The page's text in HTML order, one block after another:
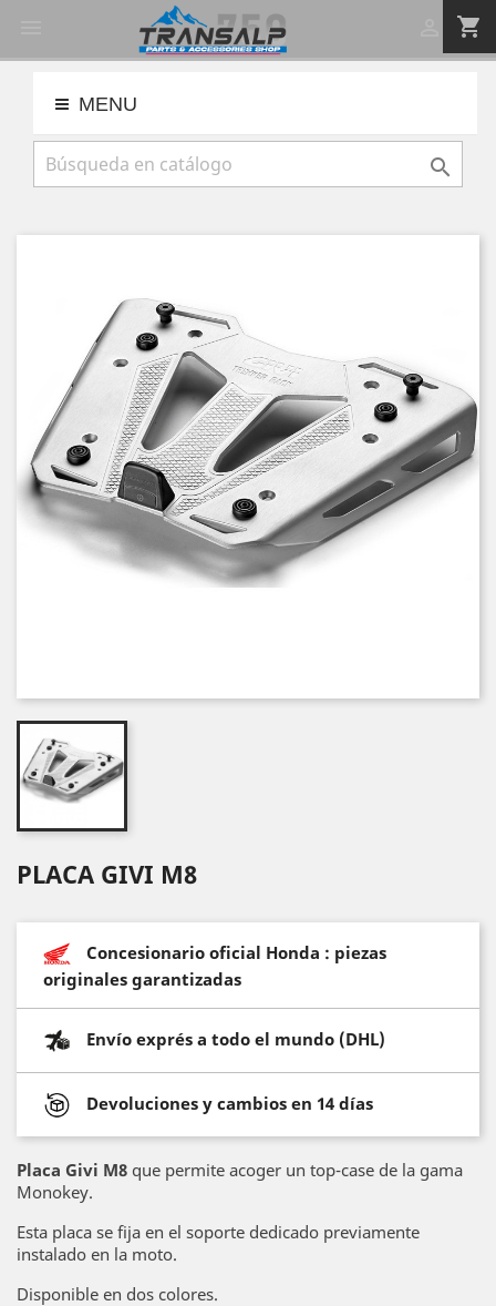
shopping_cart
MENU

PLACA GIVI M8
Concesionario oficial Honda : piezas
originales garantizadas
Envío exprés a todo el mundo (DHL)
Devoluciones y cambios en 14 días
Placa Givi M8 que permite acoger un top-case de la gama
Monokey.
Esta placa se fija en el soporte dedicado previamente
instalado en la moto.
Disponible en dos colores.